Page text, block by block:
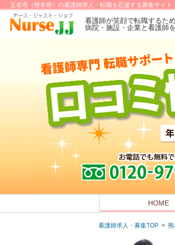
玉名市（熊本県）の看護師求人・転職を応援する募集サイト
看護師が笑顔で転職するた
病院・施設・企業と看護師
HOME
看護師求人・募集TOP > 熊